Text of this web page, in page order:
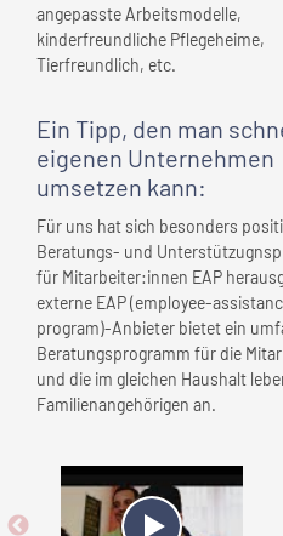
angepasste Arbeitsmodelle,
kinderfreundliche Pflegeheime,
Tierfreundlich, etc.
Ein Tipp, den man
eigenen Unternehmen
umsetzen kann:
Für uns hat sich besonders
Beratungs- und
für Mitarbeiter:innen EAP
externe EAP (employee-
program)-Anbieter bietet ein
Beratungsprogramm für die
und die im gleichen Haushalt
Familienangehörigen an.